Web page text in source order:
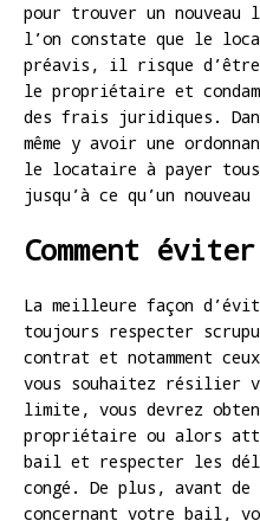
pour trouver un
l’on constate que le
préavis, il risque
le propriétaire et
des frais juridiques.
même y avoir une
le locataire à payer
jusqu’à ce qu’un
Comment
La meilleure façon
toujours respecter
contrat et notamment
vous souhaitez résilier
limite, vous devrez
propriétaire ou alors
bail et respecter les
congé. De plus, avant
concernant votre bail,